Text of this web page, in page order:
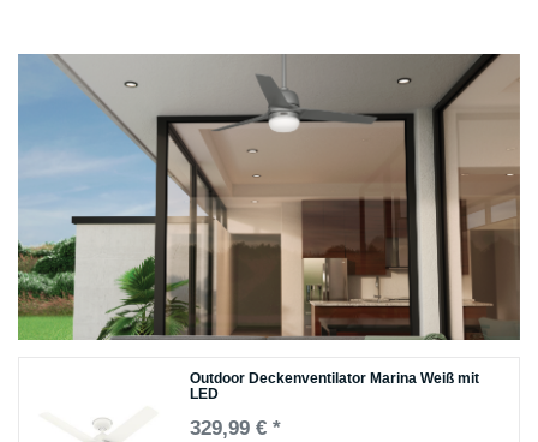
Outdoor Deckenventilator Marina Weiß mit
LED
329,99 € *